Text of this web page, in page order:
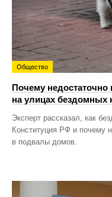
Общество
Почему недостаточно
на улицах бездомных
Эксперт рассказал, как
Конституция РФ и почему
в подвалы домов.